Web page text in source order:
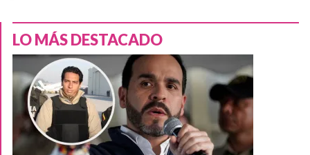
LO MÁS DESTACADO